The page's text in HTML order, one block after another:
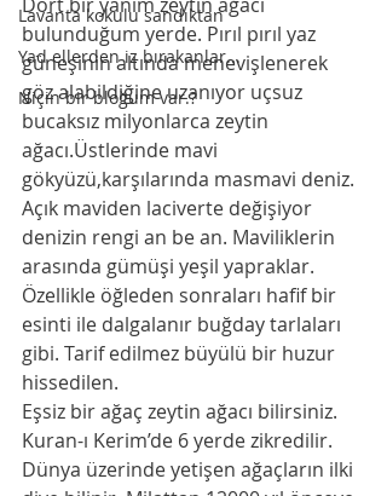
Lavanta kokulu sandıktan
Yad ellerden iz bırakanlar...
Niçin bir bloğum var.?
bulunduğum yerde. Pırıl pırıl yaz
güneşinin altında menevişlenerek
göz alabildiğine uzanıyor uçsuz
bucaksız milyonlarca zeytin
ağacı.Üstlerinde mavi
gökyüzü,karşılarında masmavi deniz.
Açık maviden laciverte değişiyor
denizin rengi an be an. Maviliklerin
arasında gümüşi yeşil yapraklar.
Özellikle öğleden sonraları hafif bir
esinti ile dalgalanır buğday tarlaları
gibi. Tarif edilmez büyülü bir huzur
hissedilen.
Eşsiz bir ağaç zeytin ağacı bilirsiniz.
Kuran-ı Kerim’de 6 yerde zikredilir.
Dünya üzerinde yetişen ağaçların ilki